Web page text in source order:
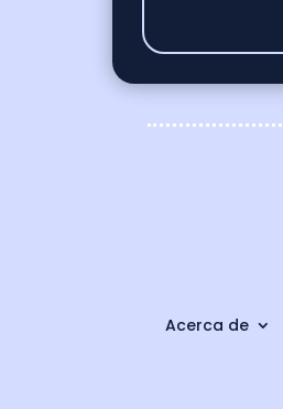
Acerca de